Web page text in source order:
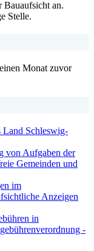
Bauaufsicht an.
Stelle.
Monat zuvor
Land Schleswig-
von Aufgaben der
Gemeinden und
im
Anzeigen
in
-